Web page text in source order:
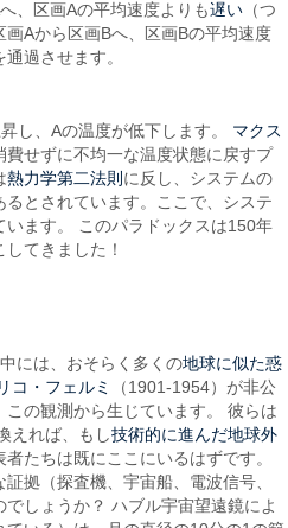
、区画Aの平均速度よりも遅い （つ
Aから区画Bへ、区画Bの平均速度
通過させます。
し、Aの温度が低下します。 マクス
費せずに不均一な温度状態に戻すプ
熱力学第二法則に反し、システムの
るとされています。ここで、システ
ます。 このパラドックスは150年
てきました！
には、おそらく多くの地球に似た惑
コ・フェルミ
（1901-1954）が非公
の観測から生じています。 彼らは
えれば、もし技術的に進んだ地球外
たちは既にここにいるはずです。
拠（探査機、宇宙船、電波信号、
しょうか？ ハブル宇宙望遠鏡によ